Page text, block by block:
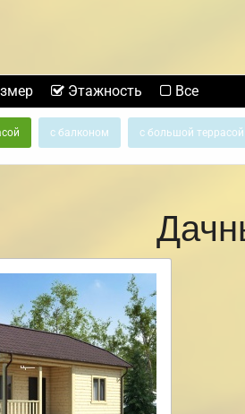
Этажность Все
с балконом с большой террасой